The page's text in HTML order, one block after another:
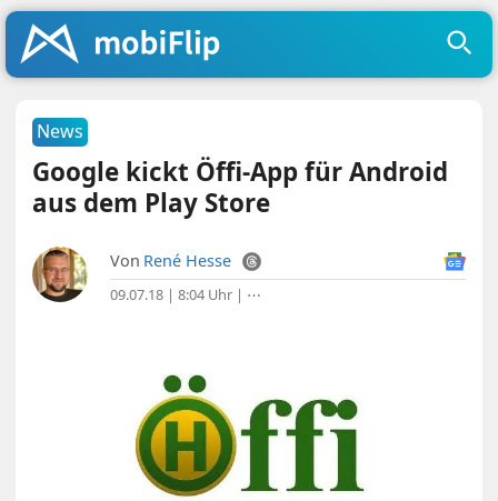
News
Google kickt Öffi-App für Android
aus dem Play Store
Von René Hesse
09.07.18 | 8:04 Uhr | ⋯